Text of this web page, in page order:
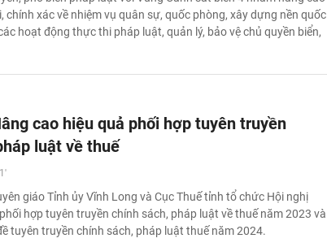
xác về nhiệm vụ quân sự, quốc phòng, xây dựng nền quốc
hoạt động thực thi pháp luật, quản lý, bảo vệ chủ quyền biển,
cao hiệu quả phối hợp tuyên truyền
luật về thuế
giáo Tỉnh ủy Vĩnh Long và Cục Thuế tỉnh tổ chức Hội nghị
hợp tuyên truyền chính sách, pháp luật về thuế năm 2023 và
tuyên truyền chính sách, pháp luật thuế năm 2024.